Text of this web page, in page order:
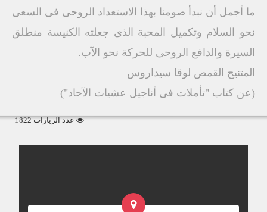
ما أجمل أن نبدأ صومنا بهذا الاستعداد الروحى فى السعى
نحو السلام وتكميل المحبة الذى جعلته الكنيسة منطلق
السيرة والدافع الروحى للحركة نحو الآب.
المتنيح القمص لوقا سيداروس
(عن كتاب "تأملات فى أناجيل عشيات الآحاد")
عدد الزيارات 1822